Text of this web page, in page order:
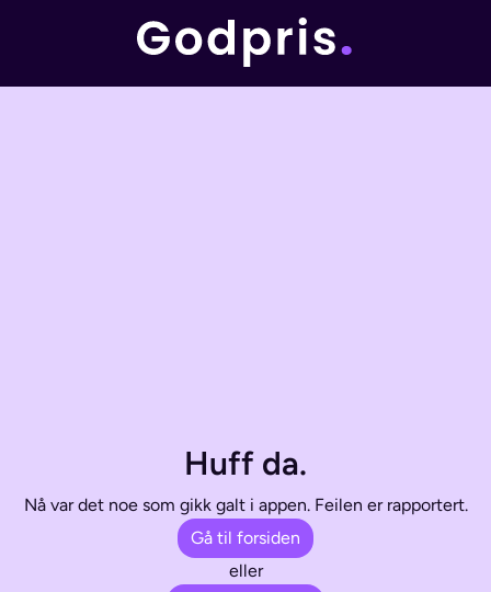
Huff da.
Nå var det noe som gikk galt i appen. Feilen er rapportert.
Gå til forsiden
eller